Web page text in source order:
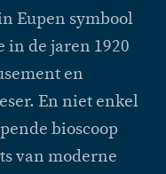
Eupen symbool
de jaren 1920
en
En niet enkel
bioscoop
van moderne